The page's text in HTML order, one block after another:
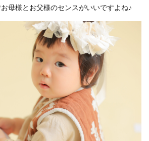
母様とお父様のセンスがいいですよね♪